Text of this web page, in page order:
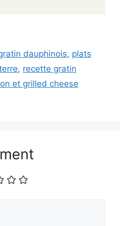
dauphinois, plats
, recette gratin
et grilled cheese